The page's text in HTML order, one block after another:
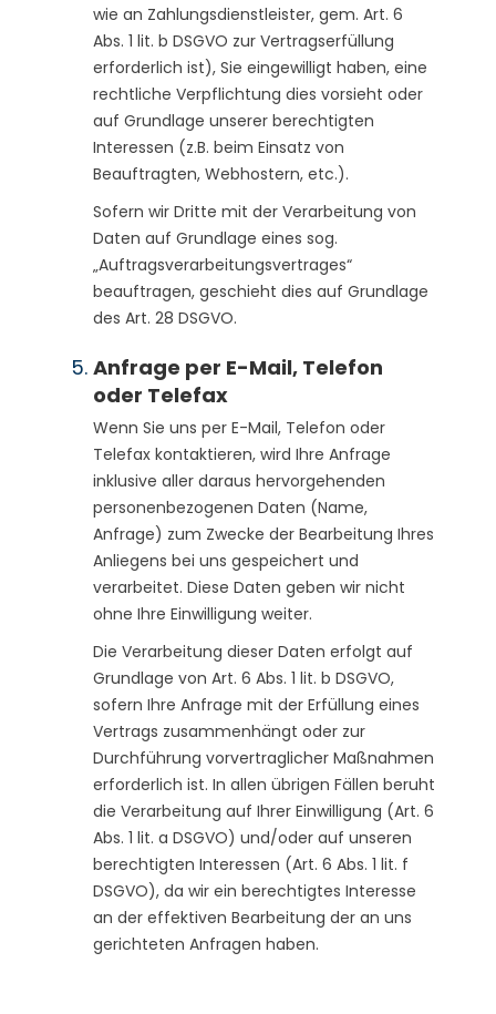
wie an Zahlungsdienstleister, gem. Art. 6
Abs. 1 lit. b DSGVO zur Vertragserfüllung
erforderlich ist), Sie eingewilligt haben, eine
rechtliche Verpflichtung dies vorsieht oder
auf Grundlage unserer berechtigten
Interessen (z.B. beim Einsatz von
Beauftragten, Webhostern, etc.).
Sofern wir Dritte mit der Verarbeitung von
Daten auf Grundlage eines sog.
„Auftragsverarbeitungsvertrages“
beauftragen, geschieht dies auf Grundlage
des Art. 28 DSGVO.
Anfrage per E-Mail, Telefon
oder Telefax
Wenn Sie uns per E-Mail, Telefon oder
Telefax kontaktieren, wird Ihre Anfrage
inklusive aller daraus hervorgehenden
personenbezogenen Daten (Name,
Anfrage) zum Zwecke der Bearbeitung Ihres
Anliegens bei uns gespeichert und
verarbeitet. Diese Daten geben wir nicht
ohne Ihre Einwilligung weiter.
Die Verarbeitung dieser Daten erfolgt auf
Grundlage von Art. 6 Abs. 1 lit. b DSGVO,
sofern Ihre Anfrage mit der Erfüllung eines
Vertrags zusammenhängt oder zur
Durchführung vorvertraglicher Maßnahmen
erforderlich ist. In allen übrigen Fällen beruht
die Verarbeitung auf Ihrer Einwilligung (Art. 6
Abs. 1 lit. a DSGVO) und/oder auf unseren
berechtigten Interessen (Art. 6 Abs. 1 lit. f
DSGVO), da wir ein berechtigtes Interesse
an der effektiven Bearbeitung der an uns
gerichteten Anfragen haben.